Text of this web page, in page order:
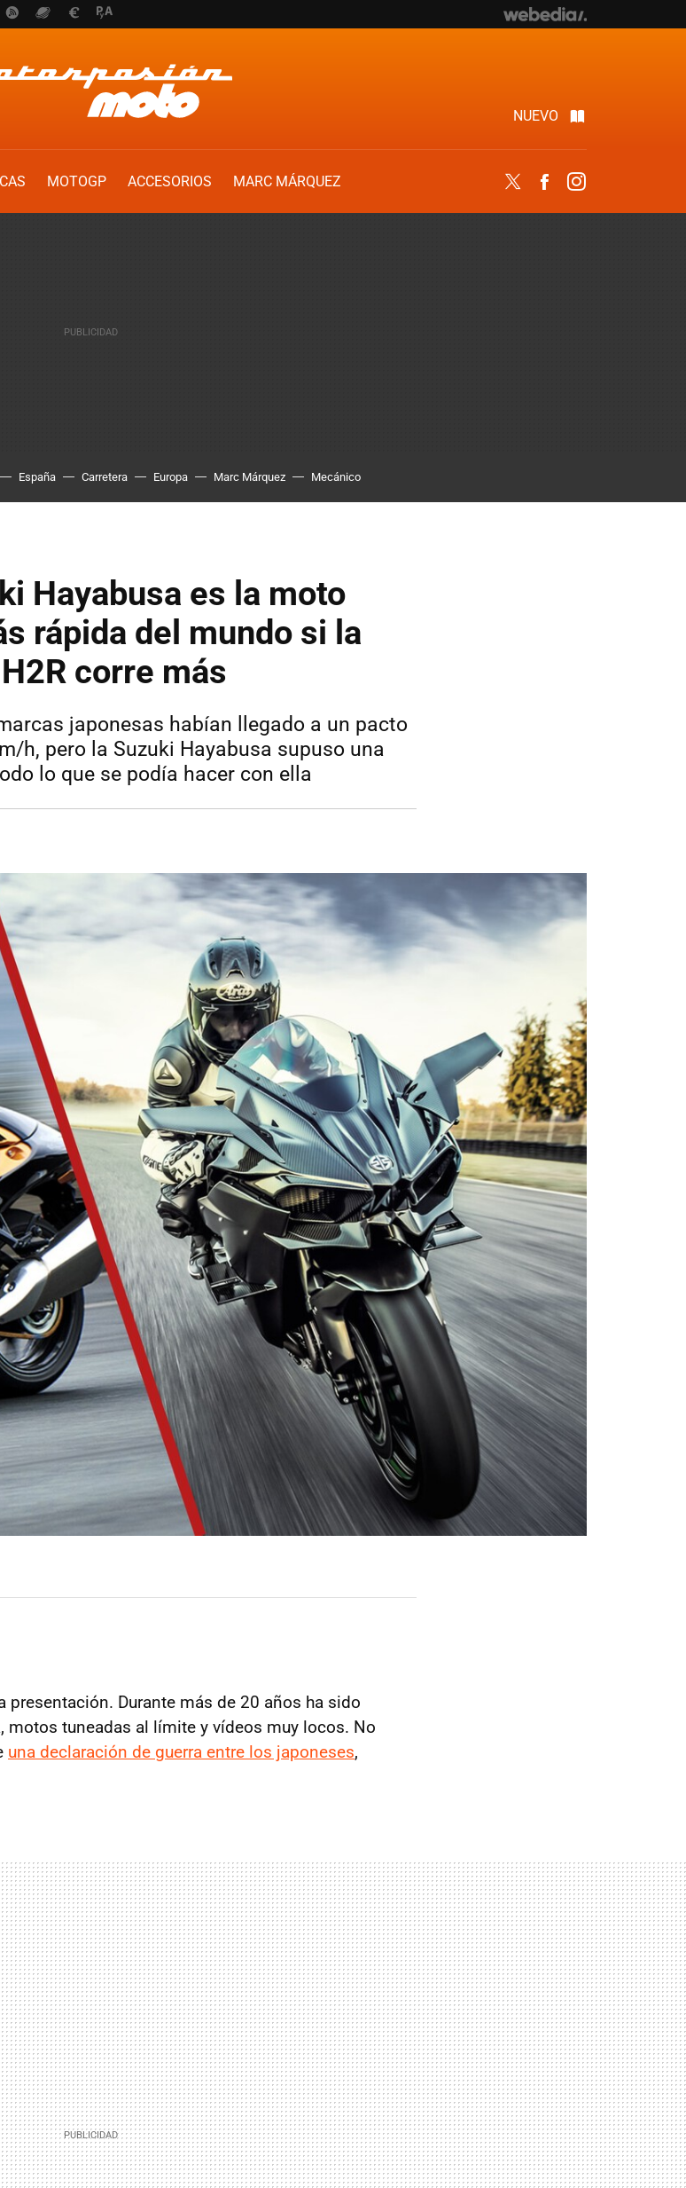
NUEVO
MOTOGP ACCESORIOS
MARC MÁRQUEZ
Twitter Facebook
España Carretera Europa Marc Márquez Mecánico
Hayabusa es la moto
rápida del mundo si la
corre más
japonesas habían llegado a un pacto
h, pero la Suzuki Hayabusa supuso una
lo que se podía hacer con ella
presentación. Durante más de 20 años ha sido
motos tuneadas al límite y vídeos muy locos. No
una declaración de guerra entre los japoneses,